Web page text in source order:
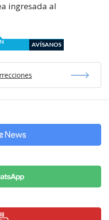
ingresada al
AVÍSANOS